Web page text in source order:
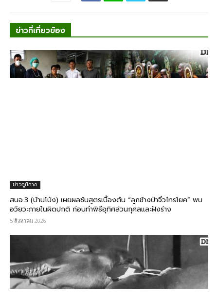
ข่าวที่เกี่ยวข้อง
ข่าวภูมิภาค
สบอ.3 (บ้านโป่ง) เผยผลชันสูตรเบื้องต้น “ลูกช้างป่าจิ๋วไทรโยค” พบ
อวัยวะภายในผิดปกติ ก่อนทำพิธีอุทิศส่วนกุศลและฝังร่าง
5 สิงหาคม 2026